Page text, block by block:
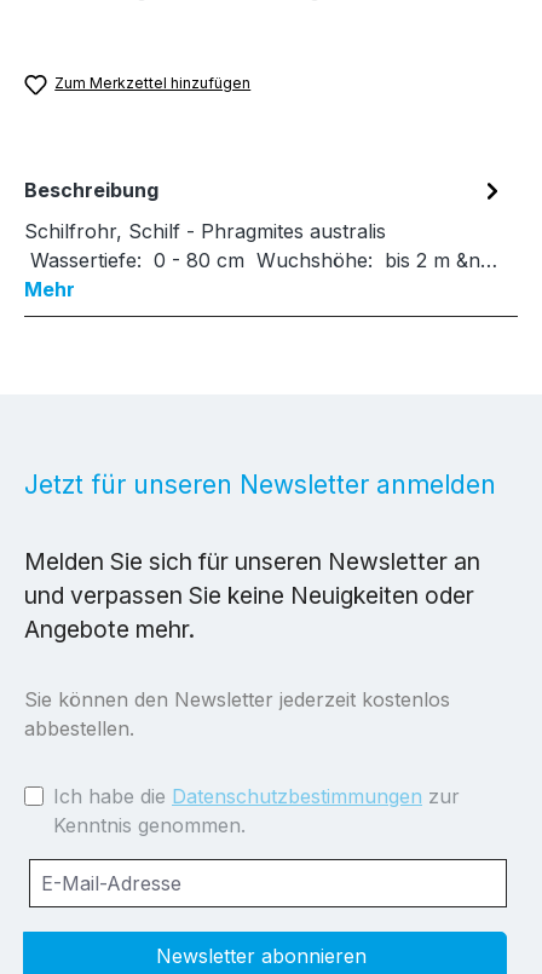
Zum Merkzettel hinzufügen
Beschreibung
Schilfrohr, Schilf - Phragmites australis
Wassertiefe: 0 - 80 cm Wuchshöhe: bis 2 m &n…
Mehr
Jetzt für unseren Newsletter anmelden
Melden Sie sich für unseren Newsletter an
und verpassen Sie keine Neuigkeiten oder
Angebote mehr.
Sie können den Newsletter jederzeit kostenlos
abbestellen.
Ich habe die Datenschutzbestimmungen zur
Kenntnis genommen.
Newsletter abonnieren